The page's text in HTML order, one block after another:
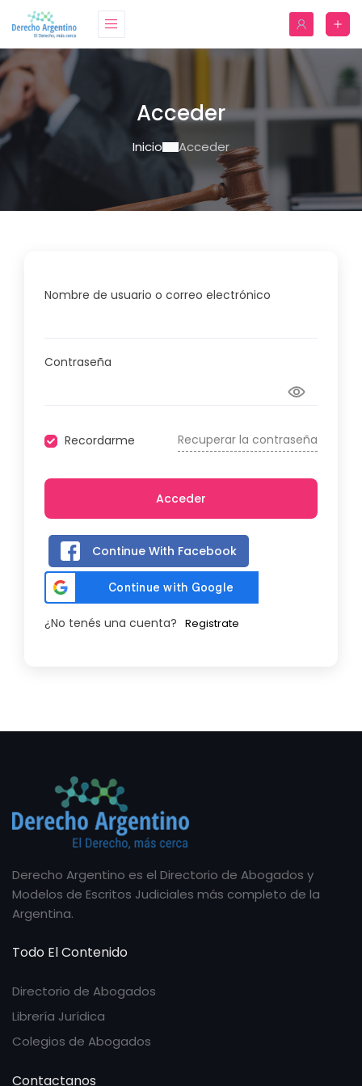
Acceder
Inicio Acceder
Nombre de usuario o correo electrónico
Contraseña
Recordarme Recuperar la contraseña
Acceder
Continue With Facebook
¿No tenés una cuenta? Registrate
Derecho Argentino es el Directorio de Abogados y
Modelos de Escritos Judiciales más completo de la
Argentina.
Todo El Contenido
Directorio de Abogados
Librería Jurídica
Colegios de Abogados
Contactanos